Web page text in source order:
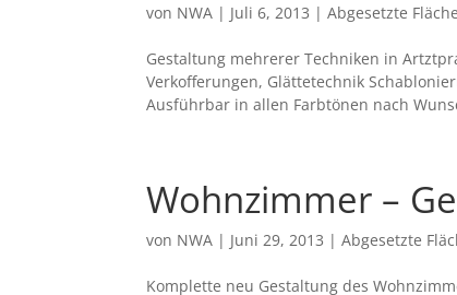
von NWA | Juli 6, 2013 |Abgesetzte
Gestaltung mehrerer Techniken in
Verkofferungen, Glättetechnik
Ausführbar in allen Farbtönen nach
Wohnzimmer –
von NWA | Juni 29, 2013 |Abgesetzte
Komplette neu Gestaltung des